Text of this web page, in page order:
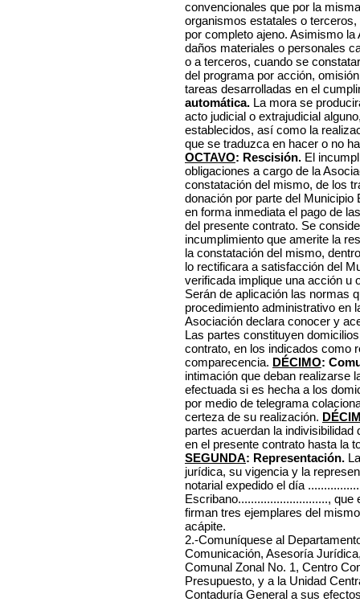
convencionales que por la
organismos estatales o
por completo ajeno. Asimismo
daños materiales o personales
o a terceros, cuando se
del programa por acción,
tareas desarrolladas en el
automática. La mora se
acto judicial o extrajudicial
establecidos, así como la
que se traduzca en hacer o no
OCTAVO: Rescisión. El
obligaciones a cargo de la
constatación del mismo, de los
donación por parte del
en forma inmediata el pago de
del presente contrato. Se
incumplimiento que amerite la
la constatación del mismo,
lo rectificara a satisfacción del
verificada implique una acción u
Serán de aplicación las normas
procedimiento administrativo en
Asociación declara conocer y
Las partes constituyen
contrato, en los indicados como
comparecencia. DÉCIMO:
intimación que deban realizarse
efectuada si es hecha a los
por medio de telegrama
certeza de su realización.
partes acuerdan la
en el presente contrato hasta la
SEGUNDA: Representación.
jurídica, su vigencia y la
notarial expedido el día
Escribano............................,
firman tres ejemplares del
acápite.
2.-Comuníquese al
Comunicación, Asesoría
Comunal Zonal No. 1, Centro
Presupuesto, y a la Unidad
Contaduría General a sus